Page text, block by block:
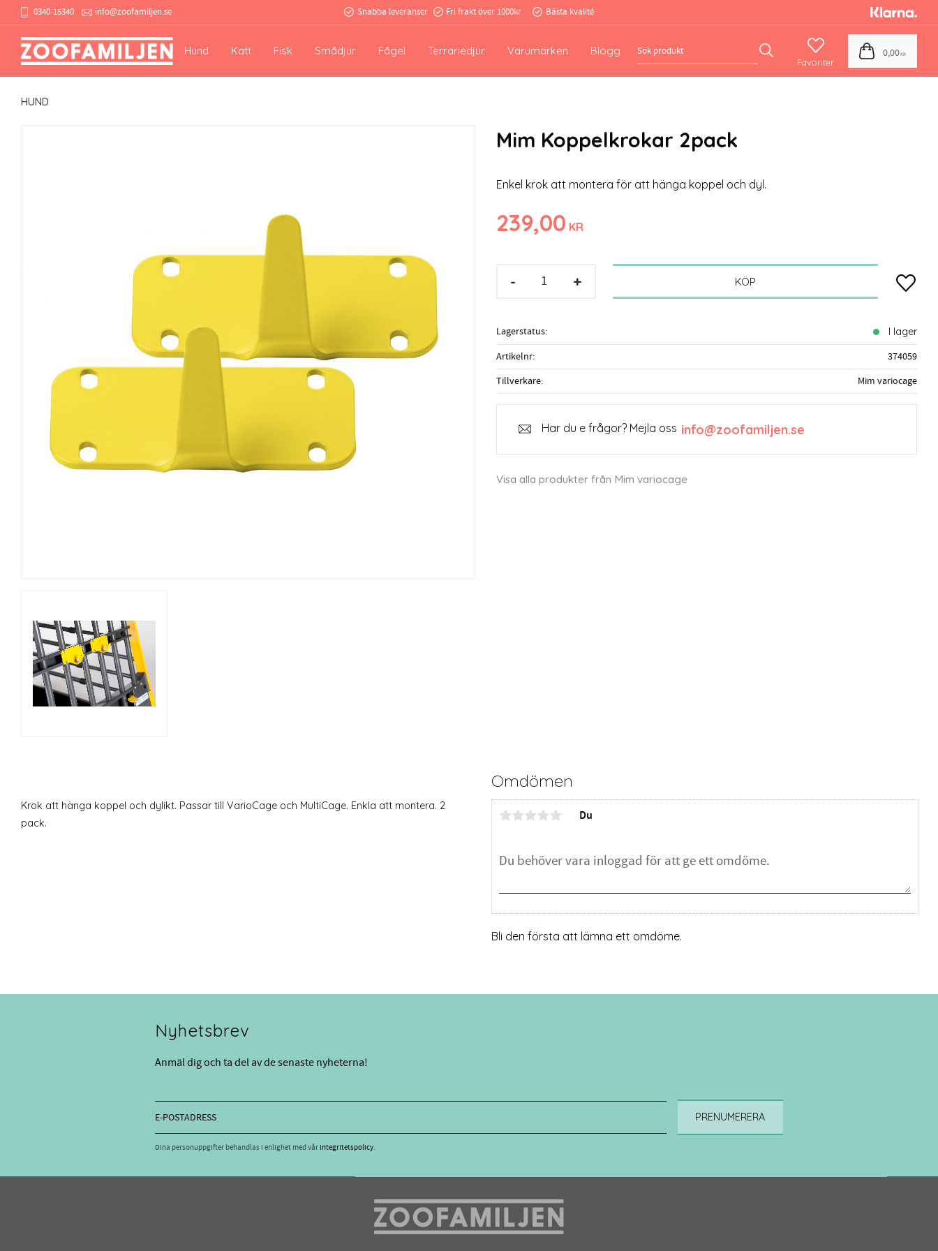
0340-15340 info@zoofamiljen.se Snabba leveranser Fri frakt över 1000kr Bästa kvalité
Hund Katt Fisk Smådjur Fågel Terrariedjur Varumärken Blogg FavoriterKundvagn
0,00KR
HUND
Mim Koppelkrokar 2pack
Enkel krok att montera för att hänga koppel och dyl.
239,00 KR
+
- KÖP Lägg
Lagerstatus I lager
Artikelnr
374059
Tillverkare
Mim variocage
Har du e frågor? Mejla oss info@zoofamiljen.se
Visa alla produkter från Mim variocage
Krok att hänga koppel och dylikt. Passar till VarioCage och MultiCage. Enkla att montera. 2
pack.
Omdömen
Du
Bli den första att lämna ett omdöme.
Nyhetsbrev
Anmäl dig och ta del av de senaste nyheterna!
PRENUMERERA
Dina personuppgifter behandlas i enlighet med vårintegritetspolicy.